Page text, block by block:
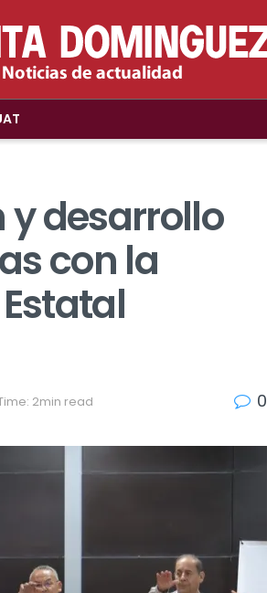
desarrollo
con la
2min read 0